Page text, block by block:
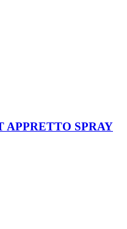
APPRETTO SPRAY